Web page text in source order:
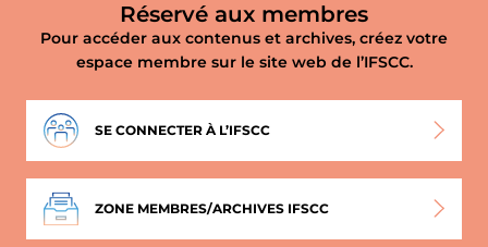
Réservé aux membres
Pour accéder aux contenus et archives, créez votre
espace membre sur le site web de l’IFSCC.
SE CONNECTER À L’IFSCC
ZONE MEMBRES/ARCHIVES IFSCC